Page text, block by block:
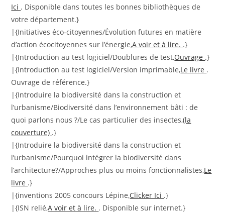
Ici . Disponible dans toutes les bonnes bibliothèques de
votre département.}
|{Initiatives éco-citoyennes/Évolution futures en matière
d’action écocitoyennes sur l’énergie,A voir et à lire. .}
|{Introduction au test logiciel/Doublures de test,Ouvrage .}
|{Introduction au test logiciel/Version imprimable,Le livre .
Ouvrage de référence.}
|{Introduire la biodiversité dans la construction et
l’urbanisme/Biodiversité dans l’environnement bâti : de
quoi parlons nous ?/Le cas particulier des insectes,(la
couverture) .}
|{Introduire la biodiversité dans la construction et
l’urbanisme/Pourquoi intégrer la biodiversité dans
l’architecture?/Approches plus ou moins fonctionnalistes,Le
livre .}
|{inventions 2005 concours Lépine,Clicker Ici .}
|{ISN relié,A voir et à lire. . Disponible sur internet.}